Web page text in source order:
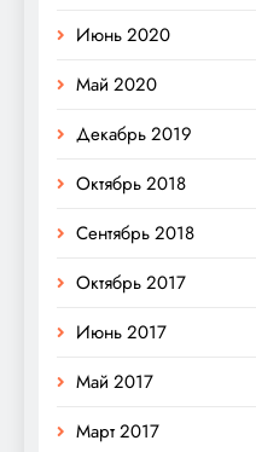
Июнь 2020
Май 2020
Декабрь 2019
Октябрь 2018
Сентябрь 2018
Октябрь 2017
Июнь 2017
Май 2017
Март 2017